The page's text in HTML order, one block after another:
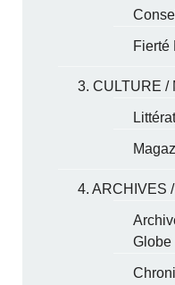
Fierté
3. CULTURE /
4. ARCHIVES
Globe